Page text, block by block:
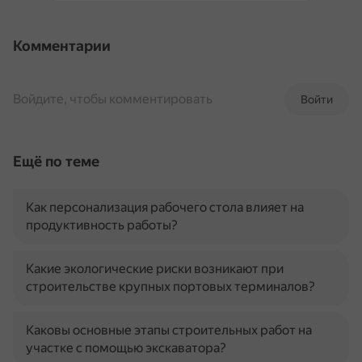
Комментарии
Войти
Войдите, чтобы комментировать
Ещё по теме
Как персонализация рабочего стола влияет на
продуктивность работы?
Какие экологические риски возникают при
строительстве крупных портовых терминалов?
Каковы основные этапы строительных работ на
участке с помощью экскаватора?